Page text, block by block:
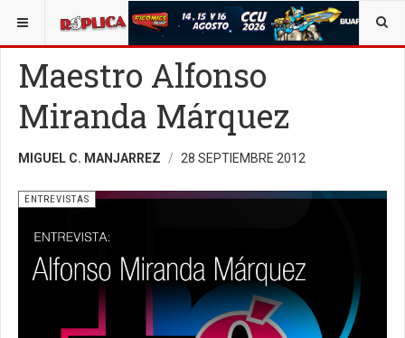
ESTÁ AQUÍ: AVISO LEGAL OPINIÓN ENTREVISTAS
Maestro Alfonso
Miranda Márquez
MIGUEL C. MANJARREZ 28 SEPTIEMBRE 2012
ENTREVISTAS